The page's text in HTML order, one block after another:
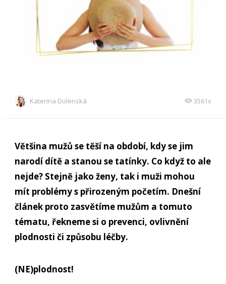
Katerina Dolenská 3561x
Většina mužů se těší na období, kdy se jim
narodí dítě a stanou se tatínky. Co když to ale
nejde? Stejně jako ženy, tak i muži mohou
mít problémy s přirozeným početím. Dnešní
článek proto zasvětíme mužům a tomuto
tématu, řekneme si o prevenci, ovlivnění
plodnosti či způsobu léčby.
(NE)plodnost!